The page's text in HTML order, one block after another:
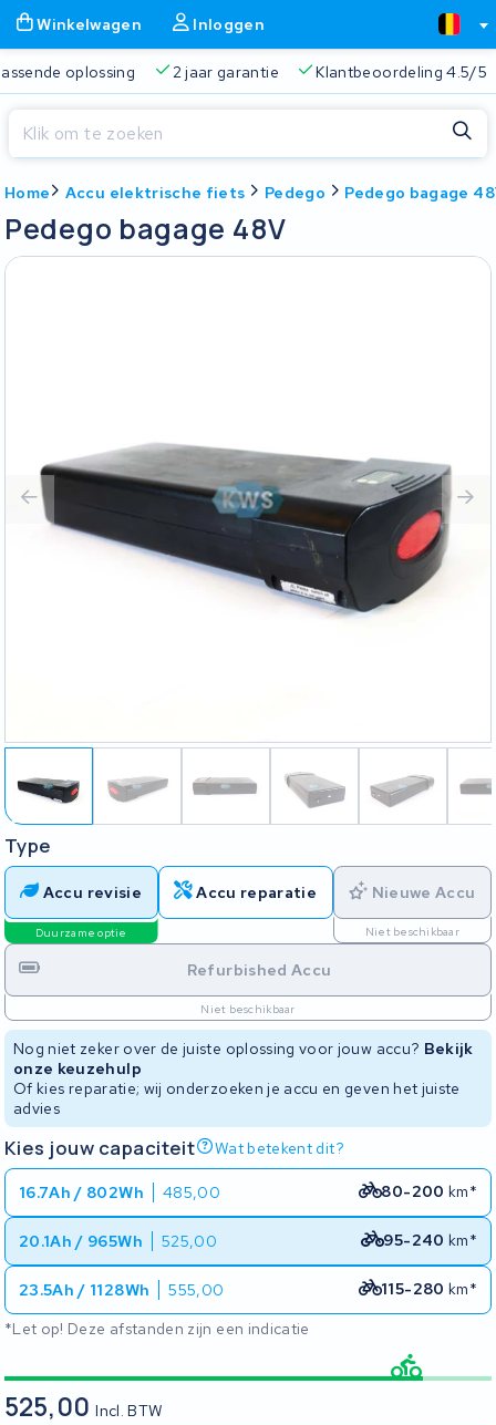
Winkelwagen Inloggen
Gratis verzending Altijd een passende oplossing 2
Home Accu elektrische fiets Pedego Pedego bagage
Pedego bagage 48V
Type
Accu revisie
Duurzame optie
Accu reparatie Nieuwe Accu
Niet beschikbaar
Refurbished Accu
Niet beschikbaar
Nog niet zeker over de juiste oplossing voor jouw accu? Bekijk
onze keuzehulp
Of kies reparatie; wij onderzoeken je accu en geven het juiste
advies
Kies jouw capaciteit Wat betekent dit?
16.7Ah / 802Wh 485,00 80-200 km*
20.1Ah / 965Wh 525,00 95-240 km*
23.5Ah / 1128Wh 555,00 115-280 km*
*Let op! Deze afstanden zijn een indicatie
525,00Incl. BTW
Sluiten
Sluiten
Begin te typen in de zoekbalk om te zoeken